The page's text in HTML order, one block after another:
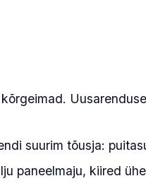
suurim tõusja:
paneelmaju, kiired